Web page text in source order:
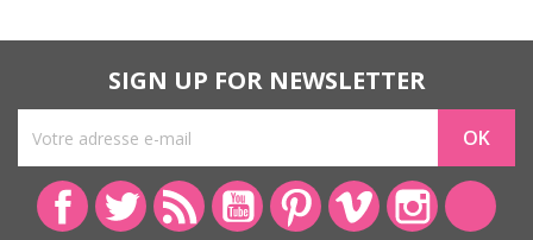
SIGN UP FOR NEWSLETTER
FacebookTwitter Rss YouTubePinterestVimeo Instagram